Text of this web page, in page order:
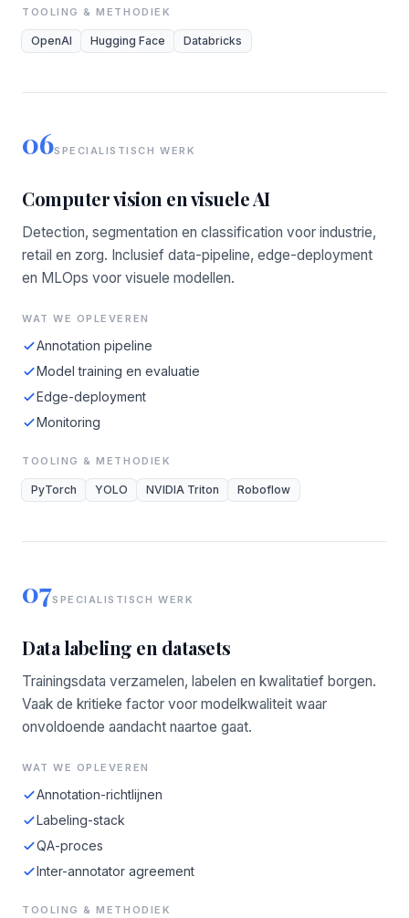
TOOLING & METHODIEK
OpenAI Hugging Face Databricks
06SPECIALISTISCH WERK
Computer vision en visuele AI
Detection, segmentation en classification voor industrie,
retail en zorg. Inclusief data-pipeline, edge-deployment
en MLOps voor visuele modellen.
WAT WE OPLEVEREN
Annotation pipeline
Model training en evaluatie
Edge-deployment
Monitoring
TOOLING & METHODIEK
PyTorch YOLO NVIDIA Triton Roboflow
07SPECIALISTISCH WERK
Data labeling en datasets
Trainingsdata verzamelen, labelen en kwalitatief borgen.
Vaak de kritieke factor voor modelkwaliteit waar
onvoldoende aandacht naartoe gaat.
WAT WE OPLEVEREN
Annotation-richtlijnen
Labeling-stack
QA-proces
Inter-annotator agreement
TOOLING & METHODIEK